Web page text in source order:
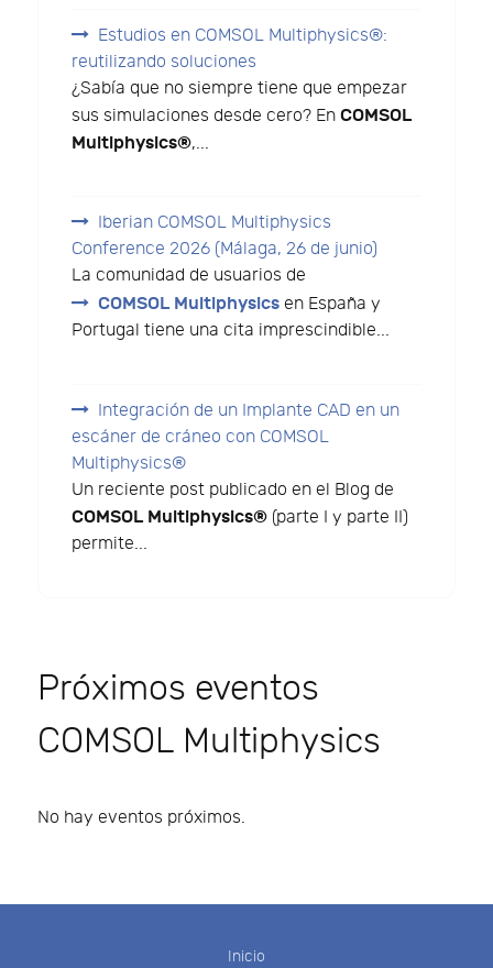
Estudios en COMSOL Multiphysics®:
reutilizando soluciones
¿Sabía que no siempre tiene que empezar
sus simulaciones desde cero? En COMSOL
Multiphysics®,...
Iberian COMSOL Multiphysics
Conference 2026 (Málaga, 26 de junio)
La comunidad de usuarios de
COMSOL Multiphysics en España y
Portugal tiene una cita imprescindible...
Integración de un Implante CAD en un
escáner de cráneo con COMSOL
Multiphysics®
Un reciente post publicado en el Blog de
COMSOL Multiphysics® (parte I y parte II)
permite...
Próximos eventos
COMSOL Multiphysics
No hay eventos próximos.
Inicio